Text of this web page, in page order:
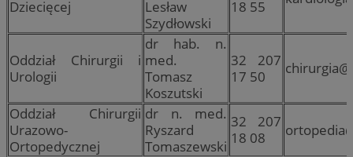
Dziecięcej
Lesław
Szydłowski
18 55
Oddział Chirurgii i
Urologii
dr hab. n.
med.
Tomasz
Koszutski
32 207
17 50
Oddział Chirurgii
Urazowo-
Ortopedycznej
dr n. med.
Ryszard
Tomaszewski
32 207
18 08